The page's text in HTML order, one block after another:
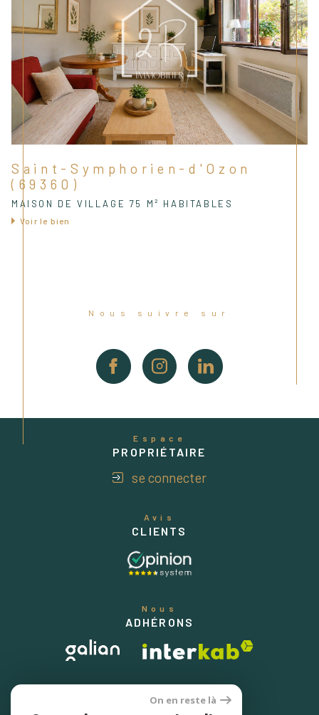
Saint-Symphorien-d'Ozon
(69360)
MAISON DE VILLAGE 75 M² HABITABLES
Voir le bien
Nous suivre sur
Espace
PROPRIÉTAIRE
se connecter
Avis
CLIENTS
Nous
ADHÉRONS
On en reste là